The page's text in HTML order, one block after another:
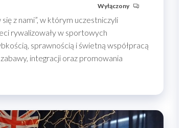
Wyłączony
z nami”, w którym uczestniczyli
rywalizowały w sportowych
sprawnością i świetną współpracą
integracji oraz promowania